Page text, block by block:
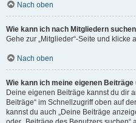
Nach oben
Wie kann ich nach Mitgliedern
Gehe zur „Mitglieder“-Seite und klicke
Nach oben
Wie kann ich meine eigenen Beiträge
Deine eigenen Beiträge kannst du dir
Beiträge“ im Schnellzugriff oben auf
kannst du auch „Deine Beiträge